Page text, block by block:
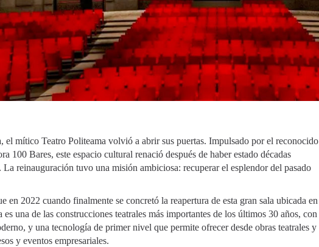
el mítico Teatro Politeama volvió a abrir sus puertas. Impulsado por el reconocido
100 Bares, este espacio cultural renació después de haber estado décadas
reinauguración tuvo una misión ambiciosa: recuperar el esplendor del pasado
en 2022 cuando finalmente se concretó la reapertura de esta gran sala ubicada en
una de las construcciones teatrales más importantes de los últimos 30 años, con
y una tecnología de primer nivel que permite ofrecer desde obras teatrales y
y eventos empresariales.